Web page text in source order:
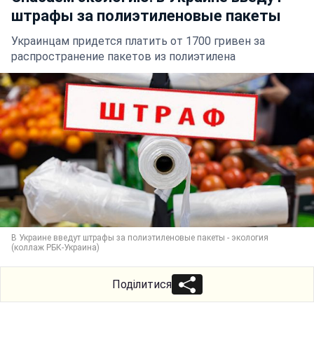
штрафы за полиэтиленовые пакеты
Украинцам придется платить от 1700 гривен за
распространение пакетов из полиэтилена
В Украине введут штрафы за полиэтиленовые пакеты - экология
(коллаж РБК-Украина)
Поділитися